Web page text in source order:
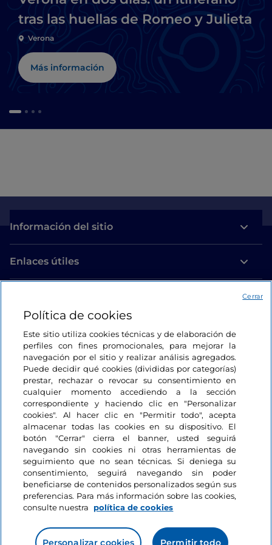
tras las huellas de Romeo y Julieta
Verona
Más información
Información del sitio
Enlaces útiles
Estamos en contacto
Política de cookies
Este sitio utiliza cookies técnicas y de elaboración de
perfiles con fines promocionales, para mejorar la
navegación por el sitio y realizar análisis agregados.
Puede decidir qué cookies (divididas por categorías)
prestar, rechazar o revocar su consentimiento en
cualquier momento accediendo a la sección
correspondiente y haciendo clic en "Personalizar
cookies". Al hacer clic en "Permitir todo", acepta
almacenar todas las cookies en su dispositivo. El
botón "Cerrar" cierra el banner, usted seguirá
navegando sin cookies ni otras herramientas de
seguimiento que no sean técnicas. Si deniega su
consentimiento, seguirá navegando sin poder
beneficiarse de contenidos personalizados según sus
preferencias. Para más información sobre las cookies,
consulte nuestra
política de cookies
Personalizar cookies Permitir todo
Cerrar